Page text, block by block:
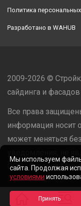
Политика
Разработано в WAHUB
2009-2026 ©
сайдинга и
Все права
информация носит
может меняться
ООО «Стройка
Мы используем
сайта. Продолжая
условиями